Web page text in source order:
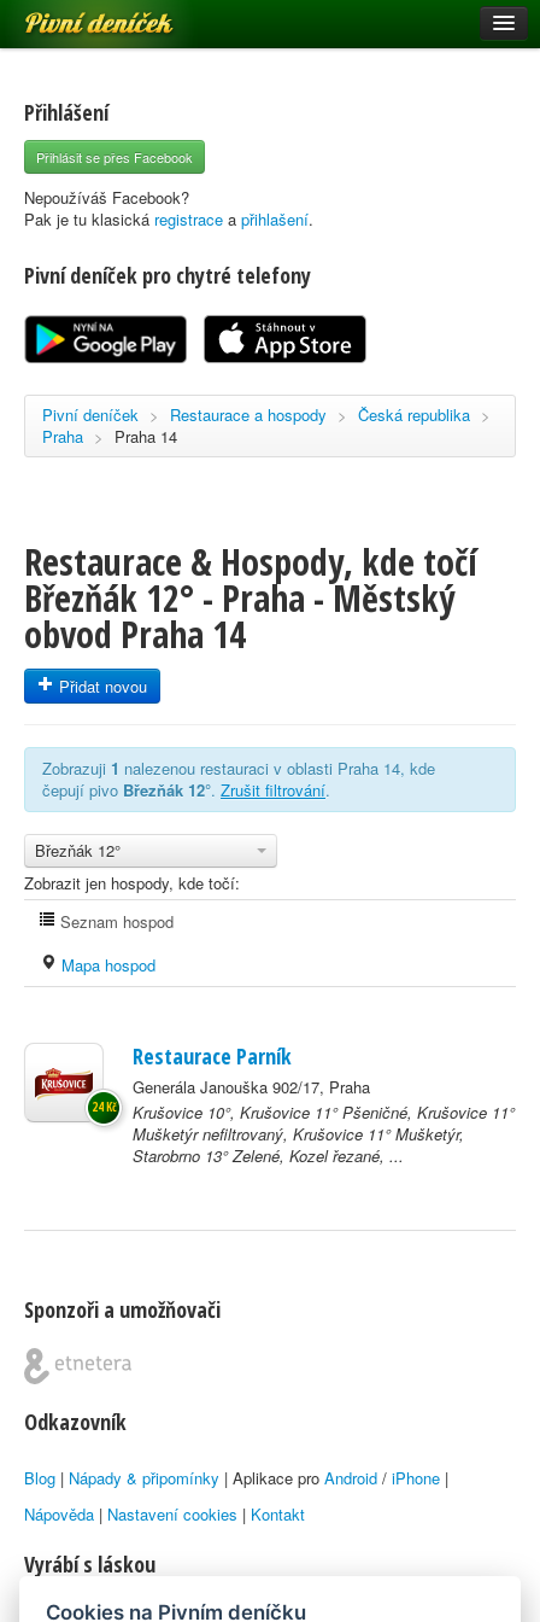
Pivní deníček
Pivní mapa
Pivní značky
Nápověda
Registrace
Přihlášení
Přihlásit se přes Facebook
Nepoužíváš Facebook?
Pak je tu klasická registrace a přihlašení.
Pivní deníček pro chytré telefony
Pivní deníček > Restaurace a hospody > Česká republika >
Praha > Praha 14
Restaurace & Hospody, kde točí
Březňák 12° - Praha - Městský
obvod Praha 14
Přidat novou
Zobrazuji 1 nalezenou restauraci v oblasti Praha 14, kde
čepují pivo Březňák 12°. Zrušit filtrování.
Březňák 12°
Zobrazit jen hospody, kde točí:
Seznam hospod
Mapa hospod
Restaurace Parník
Generála Janouška 902/17, Praha
Krušovice 10°, Krušovice 11° Pšeničné, Krušovice 11°
Mušketýr nefiltrovaný, Krušovice 11° Mušketýr,
Starobrno 13° Zelené, Kozel řezané, ...
24 Kč
Sponzoři a umožňovači
Odkazovník
Blog | Nápady & připomínky | Aplikace pro Android / iPhone |
Nápověda | Nastavení cookies | Kontakt
Vyrábí s láskou
Cookies na Pivním deníčku